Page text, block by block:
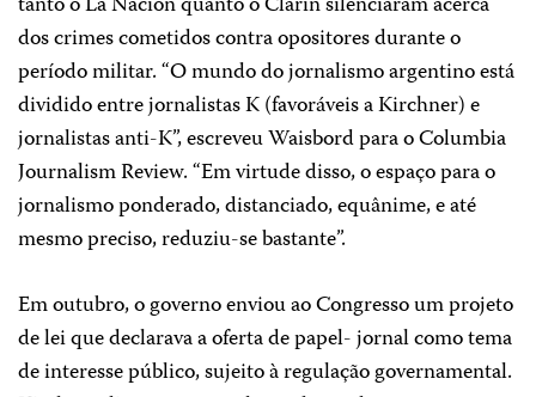
dos crimes cometidos contra opositores durante o
período militar. “O mundo do jornalismo argentino está
dividido entre jornalistas K (favoráveis a Kirchner) e
jornalistas anti-K”, escreveu Waisbord para o Columbia
Journalism Review. “Em virtude disso, o espaço para o
jornalismo ponderado, distanciado, equânime, e até
mesmo preciso, reduziu-se bastante”.
Em outubro, o governo enviou ao Congresso um projeto
de lei que declarava a oferta de papel- jornal como tema
de interesse público, sujeito à regulação governamental.